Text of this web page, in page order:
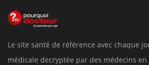
Le site santé de référence avec chaque
médicale decryptée par des médecins en